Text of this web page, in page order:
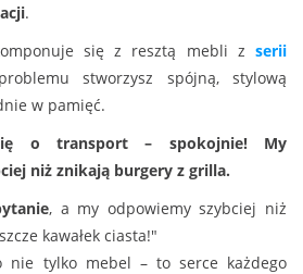
.
się z resztą mebli z serii
stworzysz spójną, stylową
w pamięć.
o transport – spokojnie! My
niż znikają burgery z grilla.
, a my odpowiemy szybciej niż
kawałek ciasta!"
nie tylko mebel – to serce każdego